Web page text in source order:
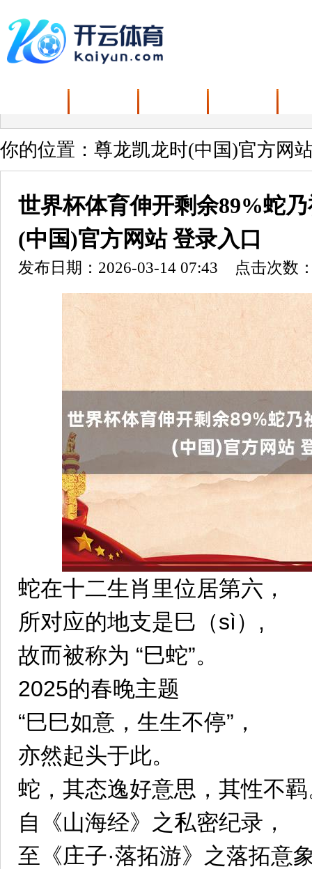
你的位置： 尊龙凯龙时(中国)官方网
世界杯体育伸开剩余89%蛇
(中国)官方网站 登录入口
发布日期：2026-03-14 07:43 点击次数
蛇在十二生肖里位居第六，
所对应的地支是巳（sì）,
故而被称为 “巳蛇”。
2025的春晚主题
“巳巳如意，生生不停”，
亦然起头于此。
蛇，其态逸好意思，其性不
自《山海经》之私密纪录，
至《庄子·落拓游》之落拓意